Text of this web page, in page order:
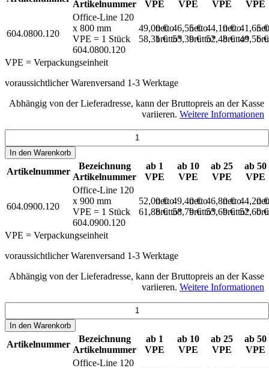
Artikelnummer VPE VPE VPE VPE
604.0800.120
Office-Line 120
x 800 mm
VPE = 1 Stück
604.0800.120
49,00 €
netto
58,31 €
brutto*
46,55 €
netto
55,39 €
brutto*
44,10 €
netto
52,48 €
brutto*
41,65
49,56
VPE = Verpackungseinheit
voraussichtlicher Warenversand 1-3 Werktage
Abhängig von der Lieferadresse, kann der Bruttopreis an der Kasse
variieren. Weitere Informationen
In den Warenkorb
Artikelnummer
Bezeichnung
Artikelnummer
ab 1
VPE
ab 10
VPE
ab 25
VPE
ab 50
VPE
604.0900.120
Office-Line 120
x 900 mm
VPE = 1 Stück
604.0900.120
52,00 €
netto
61,88 €
brutto*
49,40 €
netto
58,79 €
brutto*
46,80 €
netto
55,69 €
brutto*
44,20
52,60
VPE = Verpackungseinheit
voraussichtlicher Warenversand 1-3 Werktage
Abhängig von der Lieferadresse, kann der Bruttopreis an der Kasse
variieren. Weitere Informationen
In den Warenkorb
Artikelnummer
Bezeichnung
Artikelnummer
ab 1
VPE
ab 10
VPE
ab 25
VPE
ab 50
VPE
Office-Line 120